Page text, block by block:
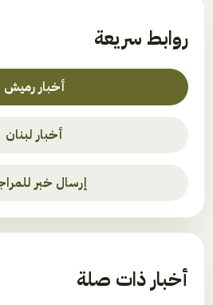
روابط سريعة
أخبار رميش
أخبار لبنان
إرسال خبر
أخبار ذات صلة